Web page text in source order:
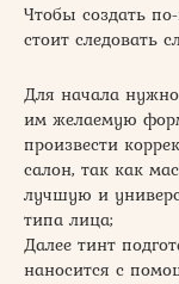
Чтобы создать
стоит следовать
Для начала
им желаемую
произвести
салон, так как
лучшую и
типа лица;
Далее тинт
наносится с